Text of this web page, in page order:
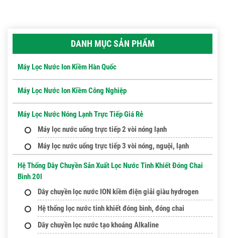
DANH MỤC SẢN PHẨM
Máy Lọc Nước Ion Kiềm Hàn Quốc
Máy Lọc Nước Ion Kiềm Công Nghiệp
Máy Lọc Nước Nóng Lạnh Trực Tiếp Giá Rẻ
Máy lọc nước uống trực tiếp 2 vòi nóng lạnh
Máy lọc nước uống trực tiếp 3 vòi nóng, nguội, lạnh
Hệ Thống Dây Chuyền Sản Xuất Lọc Nước Tinh Khiết Đóng Chai
Bình 20l
Dây chuyền lọc nước ION kiềm điện giải giàu hydrogen
Hệ thống lọc nước tinh khiết đóng bình, đóng chai
Dây chuyền lọc nước tạo khoáng Alkaline